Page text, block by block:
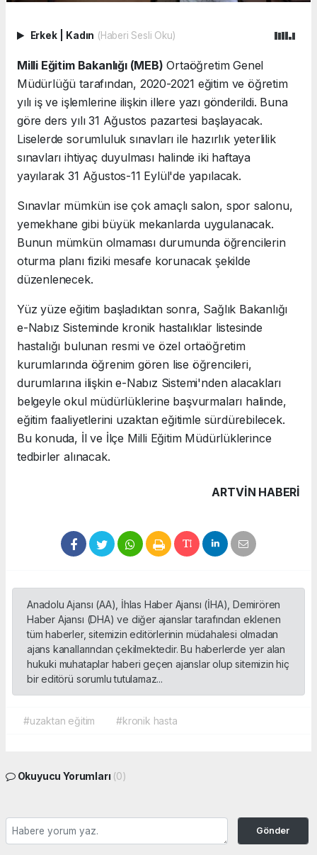
Erkek Kadın (Haberi Sesli Oku)
Milli Eğitim Bakanlığı (MEB) Ortaöğretim Genel
Müdürlüğü tarafından, 2020-2021 eğitim ve öğretim
yılı iş ve işlemlerine ilişkin illere yazı gönderildi. Buna
göre ders yılı 31 Ağustos pazartesi başlayacak.
Liselerde sorumluluk sınavları ile hazırlık yeterlilik
sınavları ihtiyaç duyulması halinde iki haftaya
yayılarak 31 Ağustos-11 Eylül'de yapılacak.
Sınavlar mümkün ise çok amaçlı salon, spor salonu,
yemekhane gibi büyük mekanlarda uygulanacak.
Bunun mümkün olmaması durumunda öğrencilerin
oturma planı fiziki mesafe korunacak şekilde
düzenlenecek.
Yüz yüze eğitim başladıktan sonra, Sağlık Bakanlığı
e-Nabız Sisteminde kronik hastalıklar listesinde
hastalığı bulunan resmi ve özel ortaöğretim
kurumlarında öğrenim gören lise öğrencileri,
durumlarına ilişkin e-Nabız Sistemi'nden alacakları
belgeyle okul müdürlüklerine başvurmaları halinde,
eğitim faaliyetlerini uzaktan eğitimle sürdürebilecek.
Bu konuda, İl ve İlçe Milli Eğitim Müdürlüklerince
tedbirler alınacak.
ARTVIN HABERİ
Anadolu Ajansı (AA), İhlas Haber Ajansı (İHA), Demirören
Haber Ajansı (DHA) ve diğer ajanslar tarafından eklenen
tüm haberler, sitemizin editörlerinin müdahalesi olmadan
ajans kanallarından çekilmektedir. Bu haberlerde yer alan
hukuki muhataplar haberi geçen ajanslar olup sitemizin hiç
bir editörü sorumlu tutulamaz...
#uzaktan eğitim #kronik hasta
Okuyucu Yorumları (0)
Gönder